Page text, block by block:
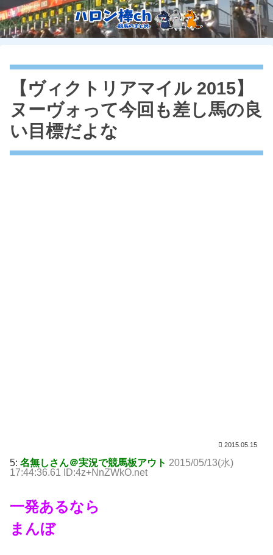
【ヴィクトリアマイル 2015】
ヌーヴォって今回も差し馬の良
い目標だよな
2015.05.15
5: 名無しさん＠実況で競馬板アウト 2015/05/13(水)
17:44:36.61 ID:4z+NnZWkO.net
一発あるなら
まんぼ